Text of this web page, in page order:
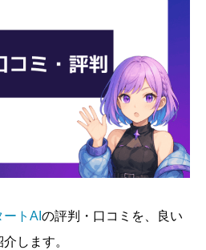
ートAI の評判・口コミを、良い
します。